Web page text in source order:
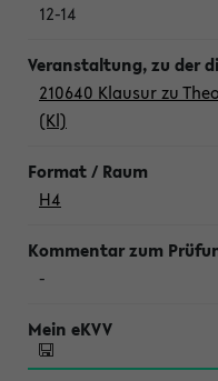
12-14
210640 Klausur zu
(Kl)
H4
-